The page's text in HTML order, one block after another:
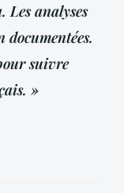
Les analyses
suivre
»